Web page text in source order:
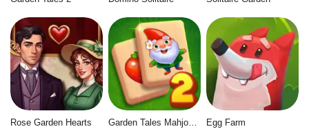
Rose Garden Hearts Garden Tales Mahjong 2 Egg Farm